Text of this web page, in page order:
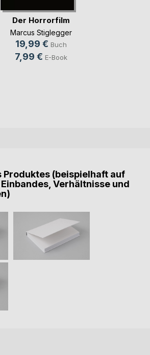
Der Horrorfilm
Marcus Stiglegger
19,99 € Buch
7,99 € E-Book
Produktes (beispielhaft auf
Verhältnisse und